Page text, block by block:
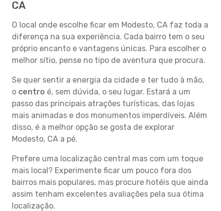
CA
O local onde escolhe ficar em Modesto, CA faz toda a
diferença na sua experiência. Cada bairro tem o seu
próprio encanto e vantagens únicas. Para escolher o
melhor sítio, pense no tipo de aventura que procura.
Se quer sentir a energia da cidade e ter tudo à mão,
o centro é, sem dúvida, o seu lugar. Estará a um
passo das principais atrações turísticas, das lojas
mais animadas e dos monumentos imperdíveis. Além
disso, é a melhor opção se gosta de explorar
Modesto, CA a pé.
Prefere uma localização central mas com um toque
mais local? Experimente ficar um pouco fora dos
bairros mais populares, mas procure hotéis que ainda
assim tenham excelentes avaliações pela sua ótima
localização.